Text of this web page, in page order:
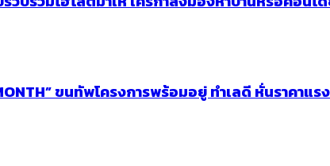
ขนทัพโครงการพร้อมอยู่ ทำเลดี หั่นราคา